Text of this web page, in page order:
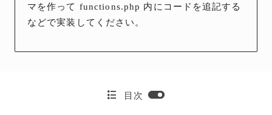
マを作って functions.php 内にコードを追記する
などで実装してください。
目次